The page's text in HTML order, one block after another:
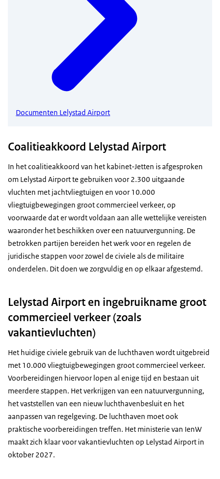
Documenten Lelystad Airport
Coalitieakkoord Lelystad Airport
In het coalitieakkoord van het kabinet-Jetten is afgesproken
om Lelystad Airport te gebruiken voor 2.300 uitgaande
vluchten met jachtvliegtuigen en voor 10.000
vliegtuigbewegingen groot commercieel verkeer, op
voorwaarde dat er wordt voldaan aan alle wettelijke vereisten
waaronder het beschikken over een natuurvergunning. De
betrokken partijen bereiden het werk voor en regelen de
juridische stappen voor zowel de civiele als de militaire
onderdelen. Dit doen we zorgvuldig en op elkaar afgestemd.
Lelystad Airport en ingebruikname groot
commercieel verkeer (zoals
vakantievluchten)
Het huidige civiele gebruik van de luchthaven wordt uitgebreid
met 10.000 vliegtuigbewegingen groot commercieel verkeer.
Voorbereidingen hiervoor lopen al enige tijd en bestaan uit
meerdere stappen. Het verkrijgen van een natuurvergunning,
het vaststellen van een nieuw luchthavenbesluit en het
aanpassen van regelgeving. De luchthaven moet ook
praktische voorbereidingen treffen. Het ministerie van IenW
maakt zich klaar voor vakantievluchten op Lelystad Airport in
oktober 2027.